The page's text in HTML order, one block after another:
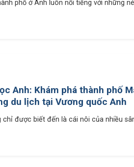
phố ở Anh luôn nổi tiếng với những
Anh: Khám phá thành phố
du lịch tại Vương quốc Anh
chỉ được biết đến là cái nôi của nhiều